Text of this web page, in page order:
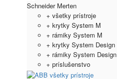
Schneider Merten
+ všetky prístroje
+ krytky System M
+ rámiky System M
+ krytky System Design
+ rámiky System Design
+ príslušenstvo